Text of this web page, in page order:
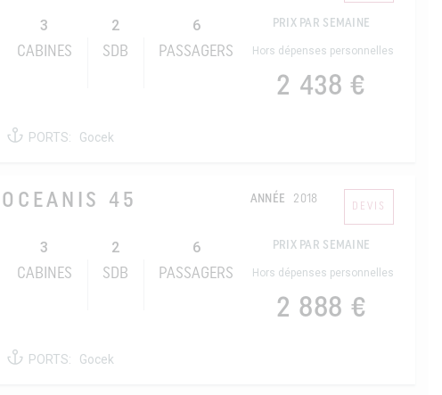
3
CABINES
2
SDB
6
PASSAGERS
PRIX PAR SEMAINE
Hors dépenses personnelles
2 438 €
PORTS: Gocek
OCEANIS 45 ANNÉE 2018
DEVIS
3
CABINES
2
SDB
6
PASSAGERS
PRIX PAR SEMAINE
Hors dépenses personnelles
2 888 €
PORTS: Gocek